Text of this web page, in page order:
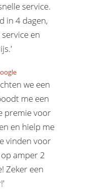
service.
in 4 dagen,
en
we een
me een
premie voor
en hielp me
vinden voor
amper 2
Zeker een